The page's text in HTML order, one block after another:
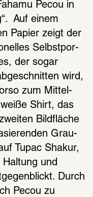
Pecou in
Auf einem
Papier zeigt der
Selbst­por­
der sogar
wird,
zum Mittel­
Shirt, das
Bild­flä­che
Grau­
Tupac Shakur,
und
Durch
Pecou zu